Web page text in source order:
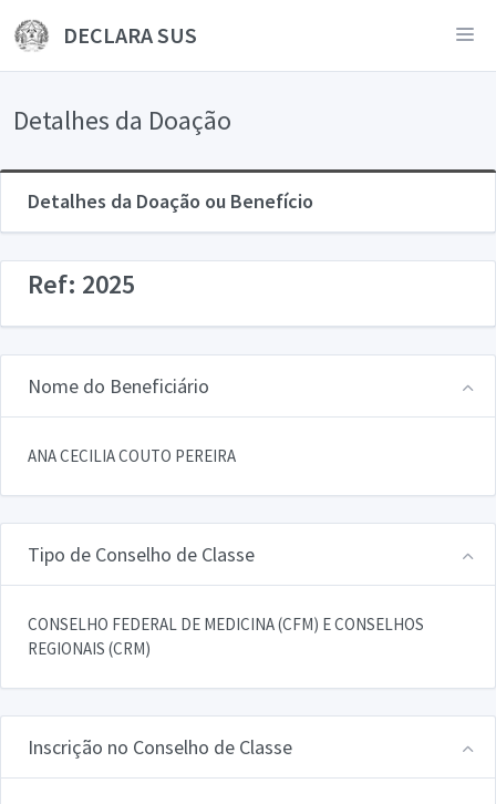
DECLARA SUS
Detalhes da Doação
Detalhes da Doação ou Benefício
Ref: 2025
Nome do Beneficiário
ANA CECILIA COUTO PEREIRA
Tipo de Conselho de Classe
CONSELHO FEDERAL DE MEDICINA (CFM) E CONSELHOS
REGIONAIS (CRM)
Inscrição no Conselho de Classe